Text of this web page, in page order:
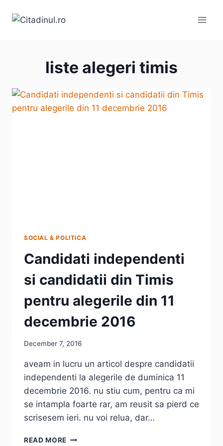
liste alegeri timis
SOCIAL & POLITICA
Candidati independenti
si candidatii din Timis
pentru alegerile din 11
decembrie 2016
December 7, 2016
aveam in lucru un articol despre candidatii
independenti la alegerile de duminica 11
decembrie 2016. nu stiu cum, pentru ca mi
se intampla foarte rar, am reusit sa pierd ce
scrisesem ieri. nu voi relua, dar…
READ MORE CANDIDATI